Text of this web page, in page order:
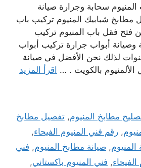
المنيوم سحابة وجرارة صيانة
مطابخ شبابيك المنيوم تركيب باب
فتح فقل باب المنيوم تركيب
وصيانة أبواب جرارة تركيب أبواب
كفالة 3 سنوات لذلك نحن الأفضل في صيانة
الألمنيوم بالكويت . … اقرأ المزيد
مطابخ المنيوم,تفصيل مطابخ
, رقم فني المنيوم الفيحاء,
المنيوم, صيانة مطابخ المنيوم, فني
, فني المنيوم باكستاني,